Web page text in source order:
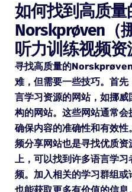
如何找到高质量
Norskprøven（
听力训练视频资
寻找高质量的
难，但需要一些技巧。首
言学习资源的网站，如挪
构的网站。这些网站通常会
确保内容的准确性和有效
频分享网站也是寻找优质
上，可以找到许多语言学
频。加入相关的学习群组或